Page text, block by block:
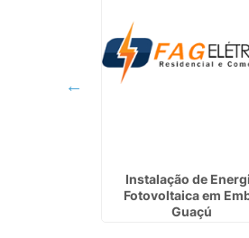
Instalação de
Fotovoltaica em
Guaçú